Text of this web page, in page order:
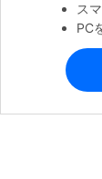
ス
PC